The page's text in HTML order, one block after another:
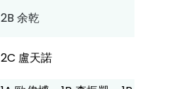
2B 余乾
2C 盧天諾